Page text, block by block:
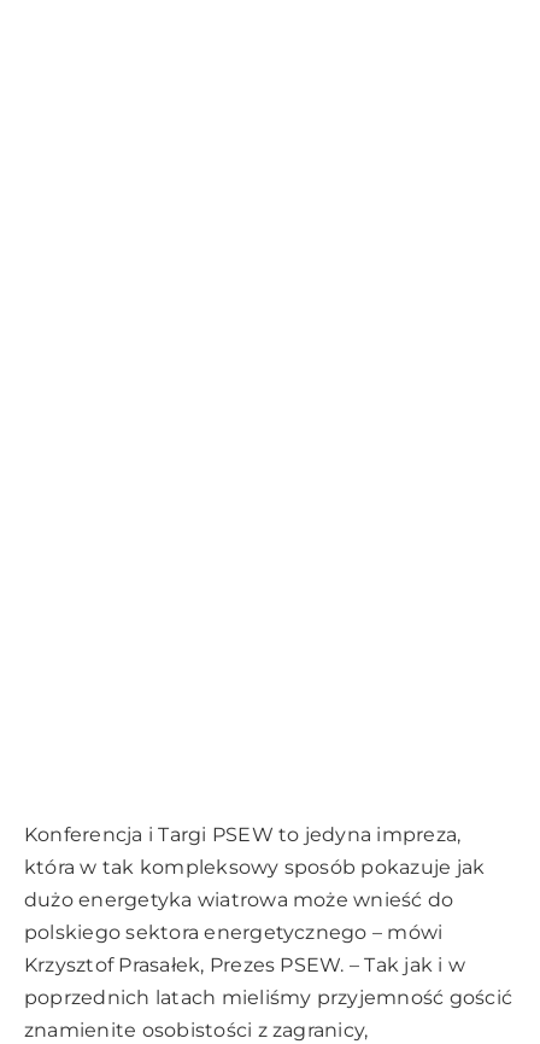
Konferencja i Targi PSEW to jedyna impreza,
która w tak kompleksowy sposób pokazuje jak
dużo energetyka wiatrowa może wnieść do
polskiego sektora energetycznego – mówi
Krzysztof Prasałek, Prezes PSEW. – Tak jak i w
poprzednich latach mieliśmy przyjemność gościć
znamienite osobistości z zagranicy,